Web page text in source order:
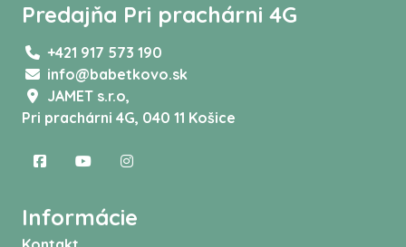
Predajňa Pri prachárni 4G
+421 917 573 190
info@babetkovo.sk
JAMET s.r.o,
Pri prachárni 4G, 040 11 Košice
Informácie